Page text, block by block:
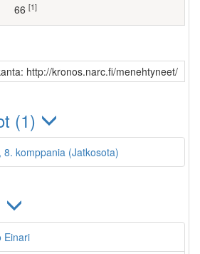
66 [1]
http://kronos.narc.fi/menehtyneet/
(1)
komppania (Jatkosota)
Einari